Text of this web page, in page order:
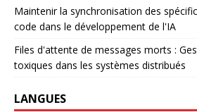
Maintenir la synchronisation des
code dans le développement de l'IA
Files d'attente de messages morts :
toxiques dans les systèmes distribués
LANGUES